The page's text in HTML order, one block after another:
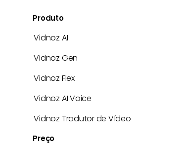
Produto
Vidnoz AI
Vidnoz Gen
Vidnoz Flex
Vidnoz AI Voice
Vidnoz Tradutor de Vídeo
Preço